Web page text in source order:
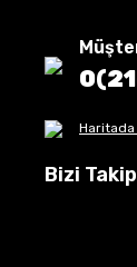
Haritada
Bizi